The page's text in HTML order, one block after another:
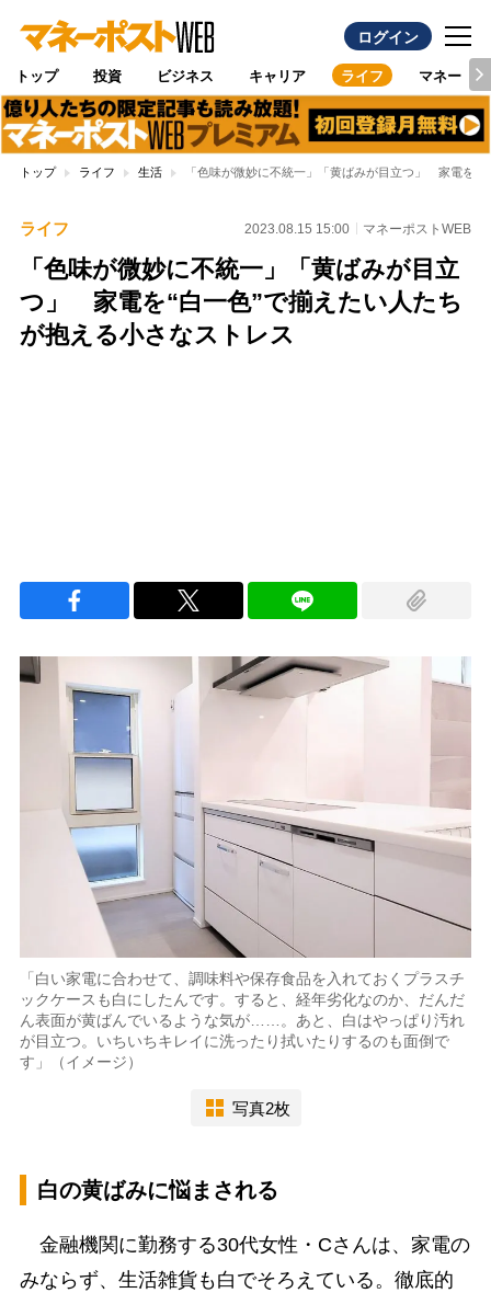
ログイン
トップ 投資 ビジネス キャリア ライフ マネー
トップ ライフ 生活 「色味が微妙に不統一」「黄ばみが目立つ」 家電を“
ライフ 2023.08.15 15:00 マネーポストWEB
「色味が微妙に不統一」「黄ばみが目立
つ」 家電を“白一色”で揃えたい人たち
が抱える小さなストレス
「白い家電に合わせて、調味料や保存食品を入れておくプラスチ
ックケースも白にしたんです。すると、経年劣化なのか、だんだ
ん表面が黄ばんでいるような気が……。あと、白はやっぱり汚れ
が目立つ。いちいちキレイに洗ったり拭いたりするのも面倒で
す」（イメージ）
写真2枚
白の黄ばみに悩まされる
金融機関に勤務する30代女性・Cさんは、家電の
みならず、生活雑貨も白でそろえている。徹底的